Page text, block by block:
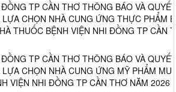
TP CẦN THƠ THÔNG BÁO VÀ
CHỌN NHÀ CUNG ỨNG THỰC PHẨM
THUỐC BỆNH VIỆN NHI ĐỒNG TP CẦN
TP CẦN THƠ THÔNG BÁO VÀ
CHỌN NHÀ CUNG ỨNG MỸ PHẨM
VIỆN NHI ĐỒNG TP CẦN THƠ NĂM 2026